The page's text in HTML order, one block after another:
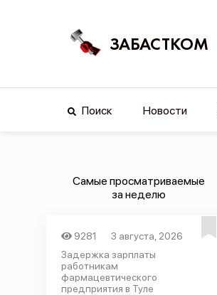
ЗАБАСТКОМ
Поиск Новости
Самые просматриваемые
за неделю
9281
3 августа, 2026
Задержка зарплаты
работникам
фармацевтического
предприятия в Туле